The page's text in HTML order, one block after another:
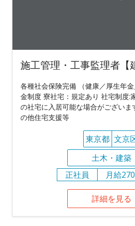
施工管理・工事監理者【
各種社会保険完備 （健康／厚生年
金制度 寮社宅：規定あり 社宅制度:
の社宅に入居可能な場合がございま
の他住宅支援等
東京都 文京
土木・建築
正社員
月給
詳細を見る